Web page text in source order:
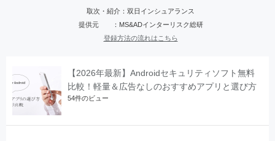
取次・紹介：双日インシュアランス
提供元 ：MS&ADインターリスク総研
登録方法の流れはこちら
【2026年最新】Androidセキュリティソフト無料
比較！軽量＆広告なしのおすすめアプリと選び方
54件のビュー